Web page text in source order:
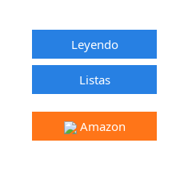
Leyendo
Listas
Amazon